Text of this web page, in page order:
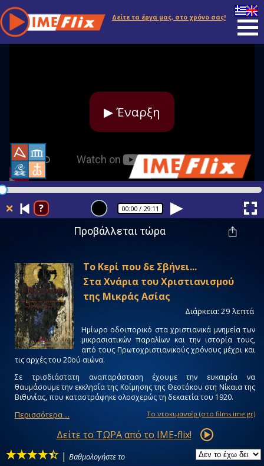
Δείτε τα έργα μας, στο χρόνο σας!
▶ Έναρξη
❌ ? 00:00 / 29:11
Προβάλλεται τώρα
Το Κερί που δε Σβήνει...
Στα Χνάρια του Χριστιανισμού
της Mικράς Aσίας
Διάρκεια: 29 λεπτά
Ημίωρο οδοιπορικό στα χριστιανικά μνημεία των
μικρασιατικών παραλίων και την ιστορία τους,
από τους Πρωτοχριστιανικούς χρόνους μέχρι και
τις αρχές του 20ού αιώνα.
Σε τρισδιάστατη αναπαράσταση έχουμε την ευκαιρία να
θαυμάσουμε την εκκλησία της Kοίμησης της Θεοτόκου στη Nίκαια της
Bιθυνίας, που καταστράφηκε ολοσχερώς τη δεκαετία του 1920.
Περισσότερα ... Tο ντοκιμαντέρ (στο films.ime.gr)
Δείτε το ΤΩΡΑ από το IME-flix!
| Βαθμολογήστε το